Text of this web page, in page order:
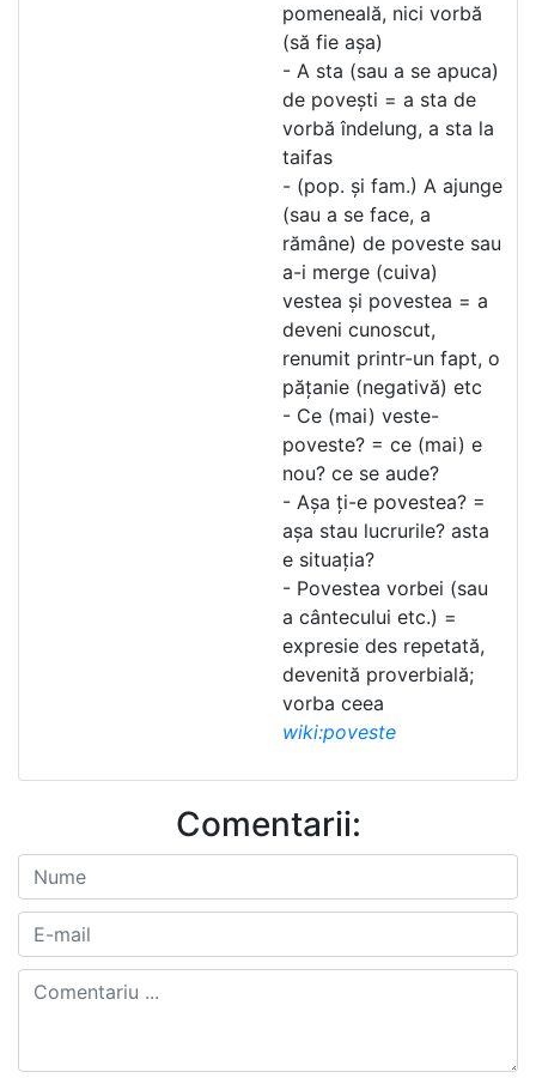
pomeneală, nici vorbă
(să fie așa)
- A sta (sau a se apuca)
de povești = a sta de
vorbă îndelung, a sta la
taifas
- (pop. și fam.) A ajunge
(sau a se face, a
rămâne) de poveste sau
a-i merge (cuiva)
vestea și povestea = a
deveni cunoscut,
renumit printr-un fapt, o
pățanie (negativă) etc
- Ce (mai) veste-
poveste? = ce (mai) e
nou? ce se aude?
- Așa ți-e povestea? =
așa stau lucrurile? asta
e situația?
- Povestea vorbei (sau
a cântecului etc.) =
expresie des repetată,
devenită proverbială;
vorba ceea
wiki:poveste
Comentarii: